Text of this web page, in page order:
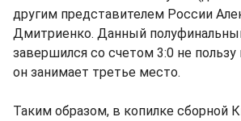
другим представителем России
Дмитриенко. Данный
завершился со счетом 3:0 не
он занимает третье место.
Таким образом, в копилке сборной